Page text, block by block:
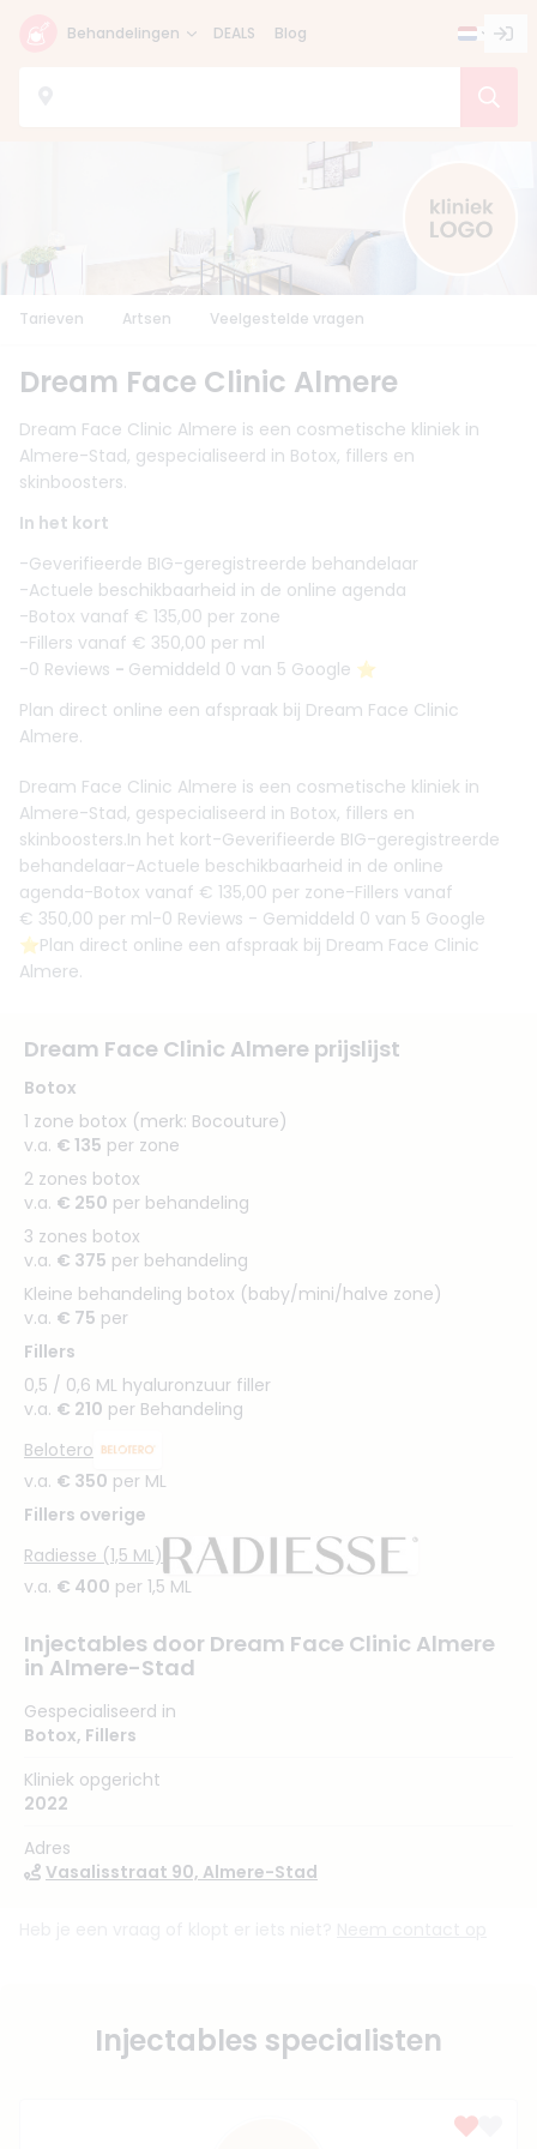
Behandelingen DEALS Blog
Tarieven Artsen Veelgestelde vragen
Dream Face Clinic Almere
Dream Face Clinic Almere is een cosmetische kliniek in
Almere-Stad, gespecialiseerd in Botox, fillers en
skinboosters.
In het kort
-Geverifieerde BIG-geregistreerde behandelaar
-Actuele beschikbaarheid in de online agenda
-Botox vanaf € 135,00 per zone
-Fillers vanaf € 350,00 per ml
-0 Reviews - Gemiddeld 0 van 5 Google ⭐️
Plan direct online een afspraak bij Dream Face Clinic
Almere.
Dream Face Clinic Almere is een cosmetische kliniek in
Almere-Stad, gespecialiseerd in Botox, fillers en
skinboosters.In het kort-Geverifieerde BIG-geregistreerde
behandelaar-Actuele beschikbaarheid in de online
agenda-Botox vanaf € 135,00 per zone-Fillers vanaf
€ 350,00 per ml-0 Reviews - Gemiddeld 0 van 5 Google
⭐️Plan direct online een afspraak bij Dream Face Clinic
Almere.
Dream Face Clinic Almere prijslijst
Botox
1 zone botox (merk: Bocouture)
v.a. € 135 per zone
2 zones botox
v.a. € 250 per behandeling
3 zones botox
v.a. € 375 per behandeling
Kleine behandeling botox (baby/mini/halve zone)
v.a. € 75 per
Fillers
0,5 / 0,6 ML hyaluronzuur filler
v.a. € 210 per Behandeling
Belotero
v.a. € 350 per ML
Fillers overige
Radiesse (1,5 ML)
v.a. € 400 per 1,5 ML
Injectables door Dream Face Clinic Almere
in Almere-Stad
Gespecialiseerd in
Botox, Fillers
Kliniek opgericht
2022
Adres
Vasalisstraat 90, Almere-Stad
Injectables specialisten